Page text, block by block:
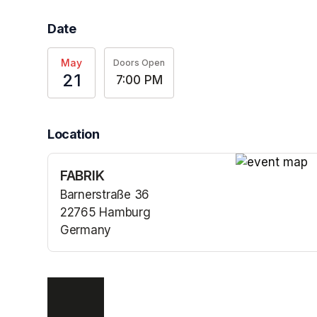
Date
May
21
Doors Open
7:00 PM
Location
FABRIK
Barnerstraße 36
22765 Hamburg
Germany
(opens in a new tab)